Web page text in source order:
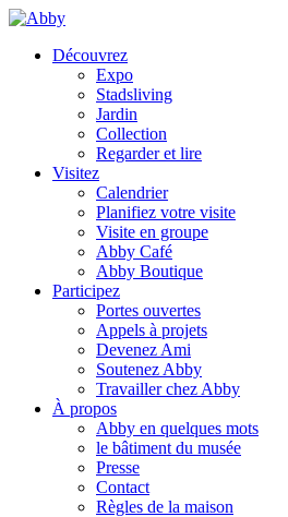
Découvrez
Expo
Stadsliving
Jardin
Collection
Regarder et lire
Visitez
Calendrier
Planifiez votre visite
Visite en groupe
Abby Café
Abby Boutique
Participez
Portes ouvertes
Appels à projets
Devenez Ami
Soutenez Abby
Travailler chez Abby
À propos
Abby en quelques mots
le bâtiment du musée
Presse
Contact
Règles de la maison